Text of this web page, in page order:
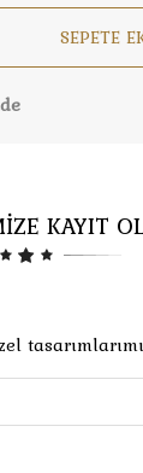
SEPETE
KAYIT